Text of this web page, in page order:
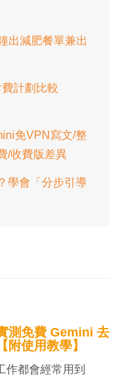
出減肥餐單兼出
費計劃比較
免VPN寫文/整
/收費版差異
學會「分步引導
測免費 Gemini 去
使用教學】
作都會經常用到